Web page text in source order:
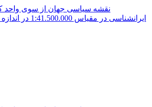
نقشه سیاسی جهان از سوی واحد